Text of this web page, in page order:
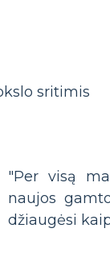
sritimis
"Per visą
naujos
džiaugėsi